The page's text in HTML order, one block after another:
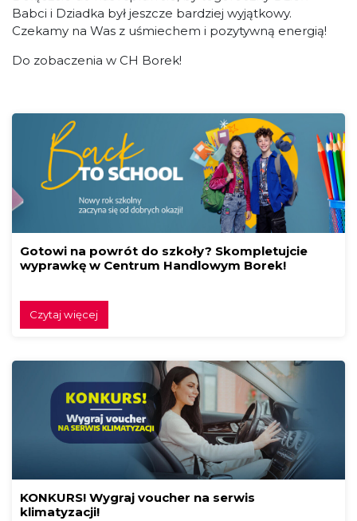
Babci i Dziadka był jeszcze bardziej wyjątkowy.
Czekamy na Was z uśmiechem i pozytywną energią!
Do zobaczenia w CH Borek!
Gotowi na powrót do szkoły? Skompletujcie
wyprawkę w Centrum Handlowym Borek!
Czytaj więcej
KONKURS! Wygraj voucher na serwis
klimatyzacji!